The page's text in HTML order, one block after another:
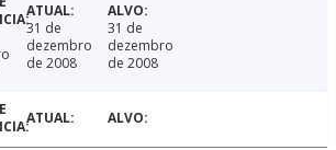
31 de
dezembro
de 2008
31 de
dezembro
de 2008